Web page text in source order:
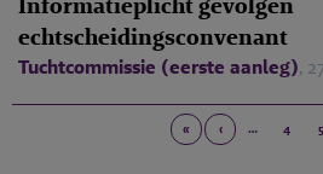
echtscheidingsconvenant
Tuchtcommissie (eerste aanleg),
« ‹ … 4 5